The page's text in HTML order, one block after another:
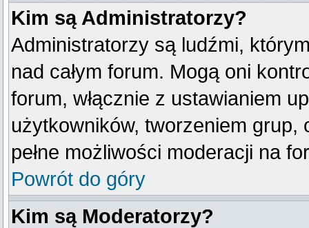
Kim są Administratorzy?
Administratorzy są ludźmi,
nad całym forum. Mogą oni
forum, włącznie z ustawianiem
użytkowników, tworzeniem
pełne możliwości moderacji na
Powrót do góry
Kim są Moderatorzy?